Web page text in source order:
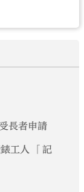
長者申請
工人 「記